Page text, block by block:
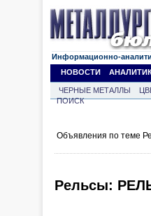
Информационно-
НОВОСТИ
ЧЕРНЫЕ МЕТАЛЛЫ
ПОИСК
Объявления по теме
Рельсы: